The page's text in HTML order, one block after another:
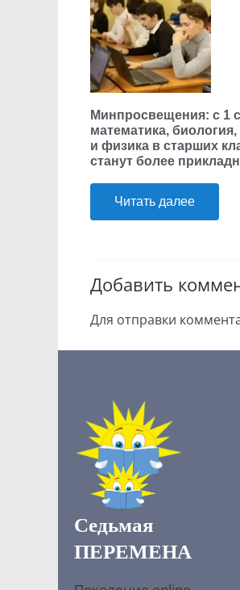
Минпросвещения: с 1
математика,
и физика в старших
станут более
Читать далее
Добавить
Для отправки
Седьмая
ПЕРЕМЕНА